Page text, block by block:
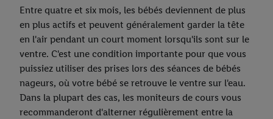
Entre quatre et six mois, les bébés deviennent de plus
en plus actifs et peuvent généralement garder la tête
en l'air pendant un court moment lorsqu'ils sont sur le
ventre. C'est une condition importante pour que vous
puissiez utiliser des prises lors des séances de bébés
nageurs, où votre bébé se retrouve le ventre sur l'eau.
Dans la plupart des cas, les moniteurs de cours vous
recommanderont d'alterner régulièrement entre la